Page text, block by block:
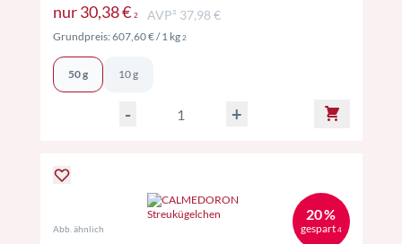
nur30,38 € 2Preise inkl. MwSt. ggf. zzgl. Versand
AVP² 37,98 €
Grundpreis:607,60 €/ 1 kg 2Preise inkl. MwSt. ggf. zzgl. Versand
50 g 10 g
- +
20 %
gespart 4
Abb. ähnlich